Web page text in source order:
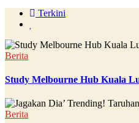
Terkini
Berita
Study Melbourne Hub Kuala
Berita